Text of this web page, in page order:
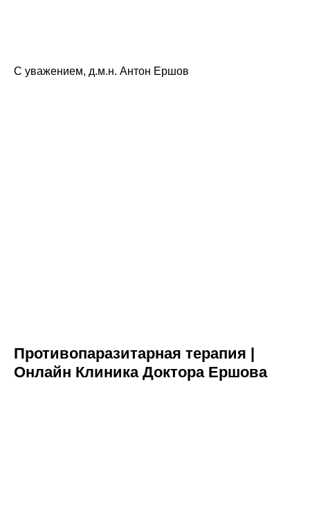
С уважением, д.м.н. Антон Ершов
Противопаразитарная терапия |
Онлайн Клиника Доктора Ершова